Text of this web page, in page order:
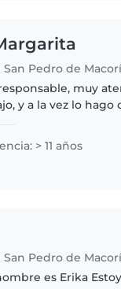
San Pedro de
muy
y a la vez lo hago
> 11 años
San Pedro de
es Erika